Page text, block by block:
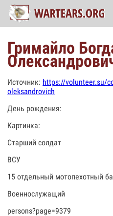
Гримайло
Источник: https://volunteer.su/
oleksandrovich
День рождения:
Картинка:
Старший солдат
ВСУ
15 отдельный мотопехотный
Военнослужащий
persons?page=9379